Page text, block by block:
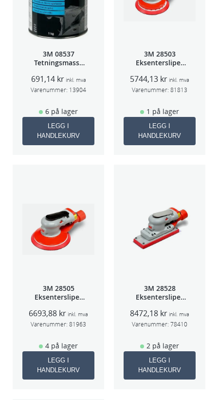
3M 08537
Tetningsmasse
691,14 kr inkl. mva
Varenummer: 13904
6 på lager
LEGG I
HANDLEKURV
3M 28503
Eksentersliper
5mm slag
75mm
5744,13 kr inkl. mva
Varenummer: 81813
1 på lager
LEGG I
HANDLEKURV
3M 28505
Eksentersliper
2,5mm slag
75mm
6693,88 kr inkl. mva
Varenummer: 81963
4 på lager
LEGG I
HANDLEKURV
3M 28528
Eksentersliper
3mm slag
70×198
8472,18 kr inkl. mva
Varenummer: 78410
2 på lager
LEGG I
HANDLEKURV